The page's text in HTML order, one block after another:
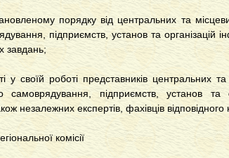
порядку від центральних та
підприємств, установ та організацій
завдань;
у своїй роботі представників центральних
самоврядування, підприємств, установ
незалежних експертів, фахівців
комісії